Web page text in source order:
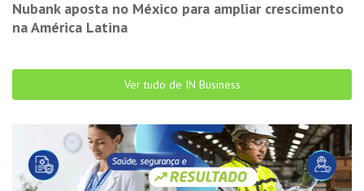
Nubank aposta no México para ampliar crescimento
na América Latina
Ver tudo de IN Business